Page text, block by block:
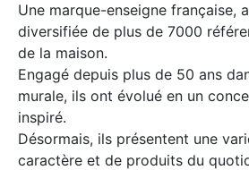
Une marque-enseigne française,
diversifiée de plus de 7000
de la maison.
Engagé depuis plus de 50 ans
murale, ils ont évolué en un
inspiré.
Désormais, ils présentent une
caractère et de produits du